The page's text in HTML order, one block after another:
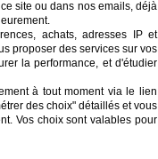
Actualités
Programmation
Grenouille Euphonia
site ou dans nos emails, déjà
achats, adresses IP et
proposer des services sur vos
la performance, et d'étudier
à tout moment via le lien
des choix" détaillés et vous
Vos choix sont valables pour